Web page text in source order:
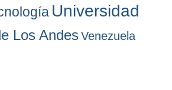
Universidad
Los AndesVenezuela